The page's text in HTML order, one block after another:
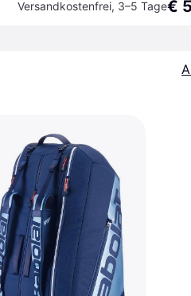
Versandkostenfrei, 3–5 Tage€